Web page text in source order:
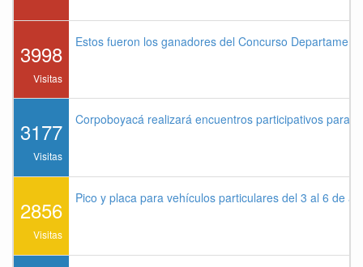
3998
Visitas
Estos fueron los ganadores del Concurso
3177
Visitas
Corpoboyacá realizará encuentros participativos para
2856
Visitas
Pico y placa para vehículos particulares del 3 al 6 de